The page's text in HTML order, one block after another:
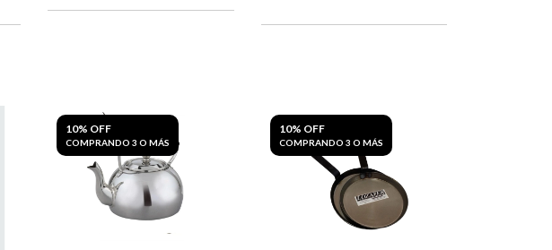
10% OFF
COMPRANDO 3 O MÁS
10% OFF
COMPRANDO 3 O MÁS